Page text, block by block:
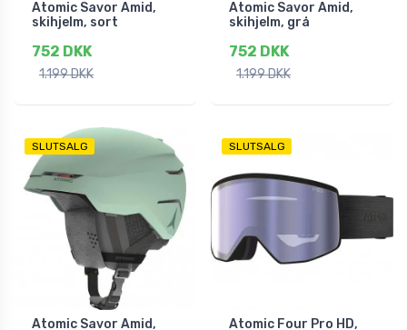
Atomic Savor Amid,
skihjelm, sort
752 DKK
1.199 DKK
Atomic Savor Amid,
skihjelm, grå
752 DKK
1.199 DKK
SLUTSALG
Atomic Savor Amid,
SLUTSALG
Atomic Four Pro HD,